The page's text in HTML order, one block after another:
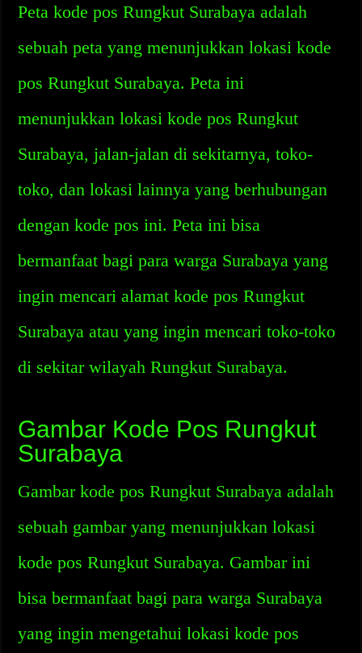
Peta kode pos Rungkut Surabaya adalah
sebuah peta yang menunjukkan lokasi kode
pos Rungkut Surabaya. Peta ini
menunjukkan lokasi kode pos Rungkut
Surabaya, jalan-jalan di sekitarnya, toko-
toko, dan lokasi lainnya yang berhubungan
dengan kode pos ini. Peta ini bisa
bermanfaat bagi para warga Surabaya yang
ingin mencari alamat kode pos Rungkut
Surabaya atau yang ingin mencari toko-toko
di sekitar wilayah Rungkut Surabaya.
Gambar Kode Pos Rungkut
Surabaya
Gambar kode pos Rungkut Surabaya adalah
sebuah gambar yang menunjukkan lokasi
kode pos Rungkut Surabaya. Gambar ini
bisa bermanfaat bagi para warga Surabaya
yang ingin mengetahui lokasi kode pos